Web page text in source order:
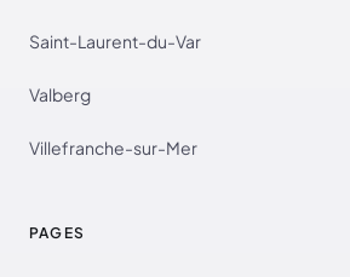
Saint-Laurent-du-Var
Valberg
Villefranche-sur-Mer
PAGES